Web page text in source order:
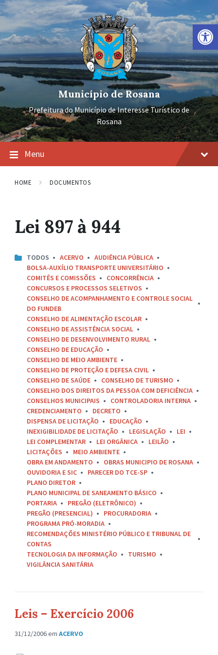
Barra de Ferramentas Aberta
Ir
para
conteúdo
Pular
para
navegação
principal
Pular
para
rodapé
Município de Rosana
Prefeitura do Município de Interesse Turístico de
Rosana
Menu
HOME DOCUMENTOS
Lei 897 à 944
TODOS ACERVO
AUDIÊNCIA PÚBLICA
BOLSA-AUXÍLIO TRANSPORTE UNIVERSITÁRIO
COMITÊS E COMISSÕES
CONCORRÊNCIA
CONCURSOS E PROCESSOS SELETIVOS
CONSELHO DE ACOMPANHAMENTO E CONTROLE SOCIAL
DO FUNDEB
CONSELHO DE ALIMENTAÇÃO ESCOLAR
CONSELHO DE ASSISTÊNCIA SOCIAL
CONSELHO DE DESENVOLVIMENTO RURAL
CONSELHO DE EDUCAÇÃO
CONSELHO DE MEIO AMBIENTE
CONSELHO DE PROTEÇÃO E DEFESA CIVIL
CONSELHO DE SAÚDE
CONSELHO DE TURISMO
CONSELHO DOS DIREITOS DA PESSOA COM DEFICIÊNCIA
CONSELHOS MUNICIPAIS
CONTROLADORIA INTERNA
CREDENCIAMENTO
DECRETO
DISPENSA DE LICITAÇÃO
EDUCAÇÃO
INEXIGIBILIDADE DE LICITAÇÃO
LEGISLAÇÃO
LEI
LEI COMPLEMENTAR
LEI ORGÂNICA
LEILÃO
LICITAÇÕES
MEIO AMBIENTE
OBRA EM ANDAMENTO
OBRAS MUNICIPIO DE ROSANA
OUVIDORIA E SIC
PARECER DO TCE-SP
PLANO DIRETOR
PLANO MUNICIPAL DE SANEAMENTO BÁSICO
PORTARIA
PREGÃO (ELETRÔNICO)
PREGÃO (PRESENCIAL)
PROCURADORIA
PROGRAMA PRÓ-MORADIA
RECOMENDAÇÕES MINISTÉRIO PÚBLICO E TRIBUNAL DE
CONTAS
TECNOLOGIA DA INFORMAÇÃO
TURISMO
VIGILÂNCIA SANITÁRIA
Leis – Exercício 2006
31/12/2006em ACERVO